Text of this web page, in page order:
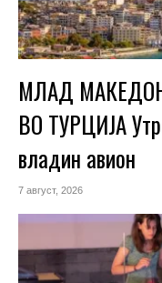
МЛАД
ВО ТУРЦИЈА
владин авион
7 август, 2026